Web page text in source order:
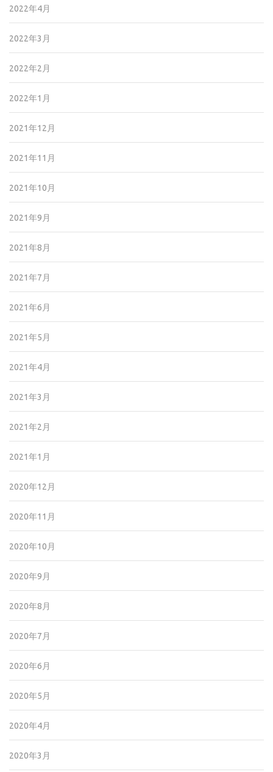
2022年4月
2022年3月
2022年2月
2022年1月
2021年12月
2021年11月
2021年10月
2021年9月
2021年8月
2021年7月
2021年6月
2021年5月
2021年4月
2021年3月
2021年2月
2021年1月
2020年12月
2020年11月
2020年10月
2020年9月
2020年8月
2020年7月
2020年6月
2020年5月
2020年4月
2020年3月